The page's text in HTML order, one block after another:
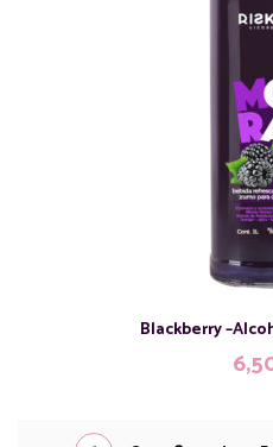
Blackberry